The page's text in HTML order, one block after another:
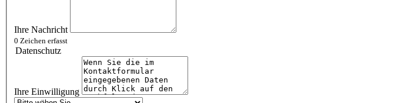
Ihre Nachricht
0 Zeichen erfasst
Datenschutz
Ihre Einwilligung